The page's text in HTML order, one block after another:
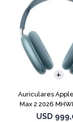
Auriculares
Max 2 2026
USD